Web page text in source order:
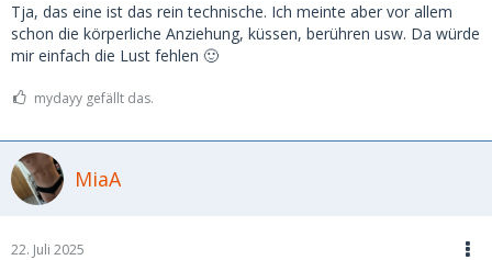
Tja, das eine ist das rein technische. Ich meinte aber vor allem
schon die körperliche Anziehung, küssen, berühren usw. Da würde
mir einfach die Lust fehlen 🙂
mydayy gefällt das.
MiaA
22. Juli 2025